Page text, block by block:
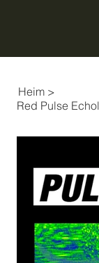
Heim >
Red Pulse